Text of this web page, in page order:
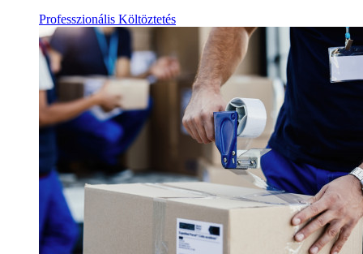
Professzionális Költöztetés